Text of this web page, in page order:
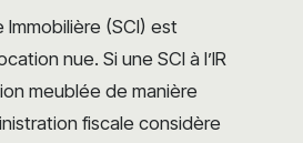
Immobilière (SCI) est
nue. Si une SCI à l’IR
meublée de manière
fiscale considère